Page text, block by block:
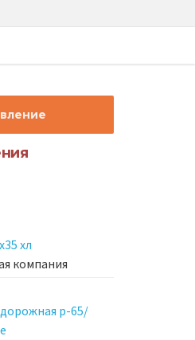
хл
компания
р-65/